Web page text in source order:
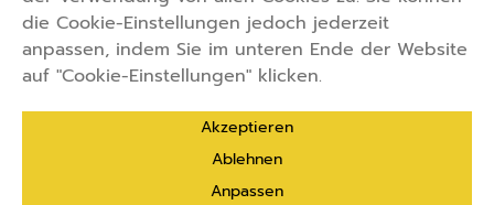
die Cookie-Einstellungen jedoch jederzeit
anpassen, indem Sie im unteren Ende der Website
auf "Cookie-Einstellungen" klicken.
Akzeptieren
Ablehnen
Anpassen
cozylikehome